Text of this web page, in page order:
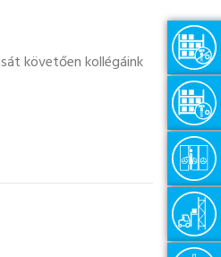
követően kollégáink